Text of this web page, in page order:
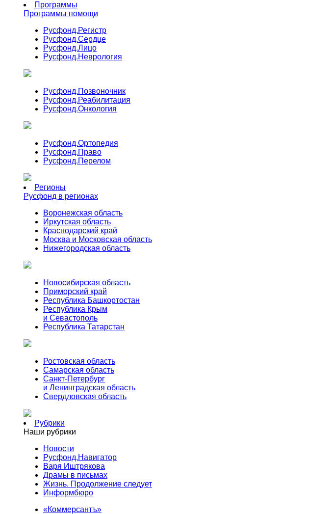
Программы
Программы помощи
Русфонд.Регистр
Русфонд.Сердце
Русфонд.Лицо
Русфонд.Неврология
Русфонд.Позвоночник
Русфонд.Реабилитация
Русфонд.Онкология
Русфонд.Ортопедия
Русфонд.Право
Русфонд.Перелом
Регионы
Русфонд в регионах
Воронежская область
Иркутская область
Краснодарский край
Москва и Московская область
Нижегородская область
Новосибирская область
Приморский край
Республика Башкортостан
Республика Крым
и Севастополь
Республика Татарстан
Ростовская область
Самарская область
Санкт-Петербург
и Ленинградская область
Свердловская область
Рубрики
Наши рубрики
Новости
Русфонд.Навигатор
Варя Иштрякова
Драмы в письмах
Жизнь. Продолжение следует
Информбюро
«Коммерсантъ»